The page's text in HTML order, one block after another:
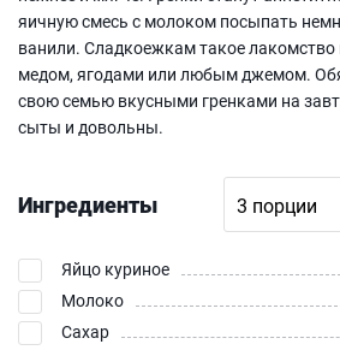
яичную смесь с молоком посыпать
ванили. Сладкоежкам такое
медом, ягодами или любым джемом.
свою семью вкусными гренками на
сыты и довольны.
Ингредиенты
Яйцо куриное
Молоко
Сахар